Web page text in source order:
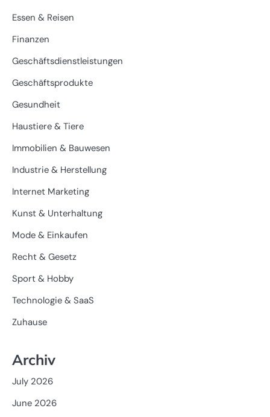
Essen & Reisen
Finanzen
Geschäftsdienstleistungen
Geschäftsprodukte
Gesundheit
Haustiere & Tiere
Immobilien & Bauwesen
Industrie & Herstellung
Internet Marketing
Kunst & Unterhaltung
Mode & Einkaufen
Recht & Gesetz
Sport & Hobby
Technologie & SaaS
Zuhause
Archiv
July 2026
June 2026